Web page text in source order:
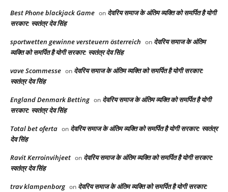
Best Phone blackjack Game on देवरिय समाज के अंतिम व्यक्ति को समर्पित है योगी
सरकार: स्वतंत्र देव सिंह
sportwetten gewinne versteuern österreich on देवरिय समाज के अंतिम
व्यक्ति को समर्पित है योगी सरकार: स्वतंत्र देव सिंह
vave Scommesse on देवरिय समाज के अंतिम व्यक्ति को समर्पित है योगी सरकार:
स्वतंत्र देव सिंह
England Denmark Betting on देवरिय समाज के अंतिम व्यक्ति को समर्पित है योगी
सरकार: स्वतंत्र देव सिंह
Total bet oferta on देवरिय समाज के अंतिम व्यक्ति को समर्पित है योगी सरकार: स्वतंत्र
देव सिंह
Ravit Kerroinvihjeet on देवरिय समाज के अंतिम व्यक्ति को समर्पित है योगी सरकार:
स्वतंत्र देव सिंह
trav klampenborg on देवरिय समाज के अंतिम व्यक्ति को समर्पित है योगी सरकार: